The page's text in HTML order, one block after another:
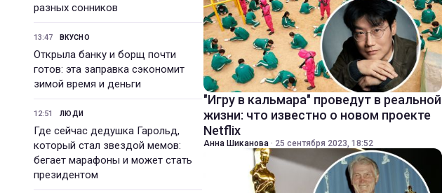
разных сонников
13:47 ВКУСНО
Открыла банку и борщ почти
готов: эта заправка сэкономит
зимой время и деньги
12:51 ЛЮДИ
Где сейчас дедушка Гарольд,
который стал звездой мемов:
бегает марафоны и может стать
президентом
"Игру в кальмара" проведут в реальной
жизни: что известно о новом проекте
Netflix
Анна Шиканова · 25 сентября 2023, 18:52